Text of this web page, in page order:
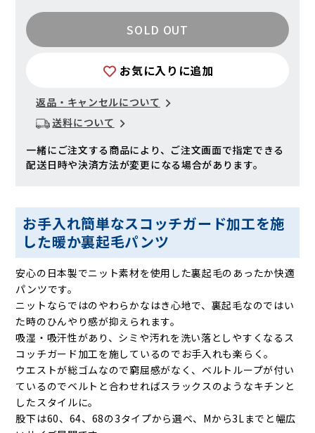
SOLD OUT
お気に入りに追加
返品・キャンセルについて
送料について
一緒にご注文する商品により、ご注文画面で指定できる
配送日時や決済方法が変更になる場合があります。
お手入れ簡単なスコッチガード加工を施
した暖か裏起毛パンツ
安心の日本製でニット素材を使用した裏起毛のあったか快適
パンツです。
ニットならではのやわらかなはき心地で、裏起毛なのではい
た時のひんやり感が抑えられます。
吸湿・吸汗性があり、シミや汚れを洗い落としやすくなるス
コッチガード加工を施しているのでお手入れも楽らく。
ウエストが総ゴムなので窮屈感がなく、ベルトループが付い
ているのでベルトと合わせればスラックスのようなキチンと
したスタイルに。
股下は60、64、68の3タイプから選べ、Mから3Lまでと幅広